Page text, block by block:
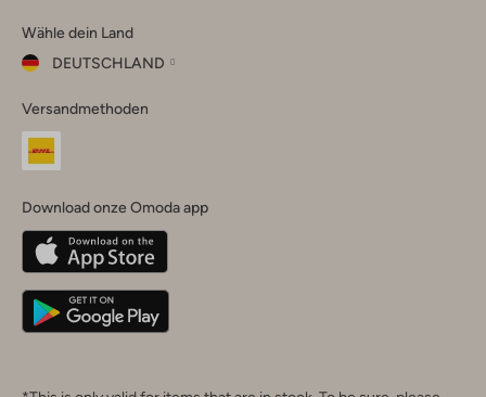
Instagram
Facebook
TikTok
Wähle dein Land
DEUTSCHLAND
dein
Land
Belgique(Français)
Deutschland
Versandmethoden
Download onze Omoda app